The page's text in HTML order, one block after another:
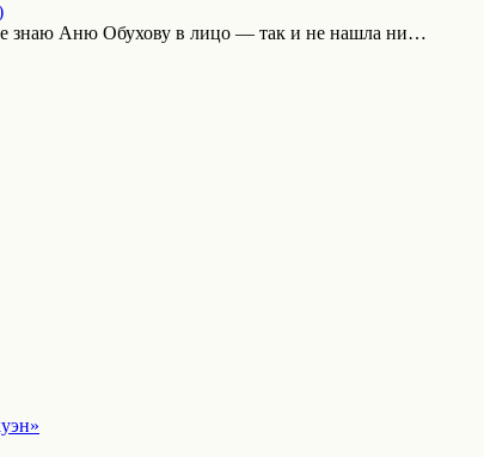
знаю Аню Обухову в лицо — так и не нашла ни…